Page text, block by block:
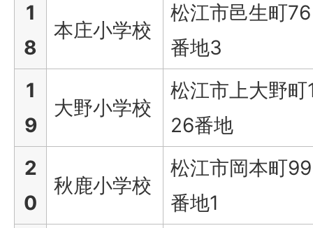
1
8
本庄小学校
松江市邑生町76
番地3
1
9
大野小学校
松江市上大野町
26番地
2
0
秋鹿小学校
松江市岡本町
番地1